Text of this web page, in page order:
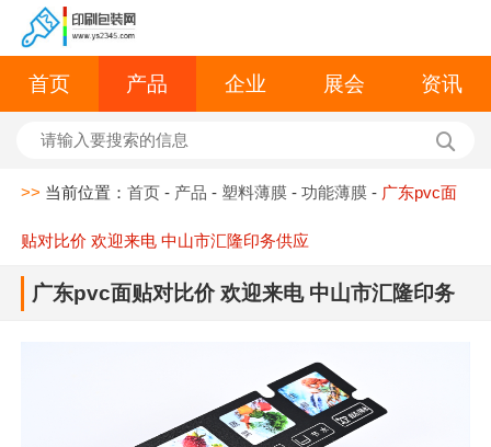
首页 产品 企业 展会 资讯
>> 当前位置：首页 - 产品 - 塑料薄膜 -功能薄膜 - 广东pvc面
贴对比价 欢迎来电 中山市汇隆印务供应
广东pvc面贴对比价 欢迎来电 中山市汇隆印务